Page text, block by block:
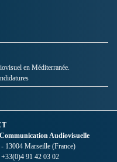
en Méditerranée.
Audiovisuelle
13004 Marseille (France)
+33(0)4 91 42 03 02